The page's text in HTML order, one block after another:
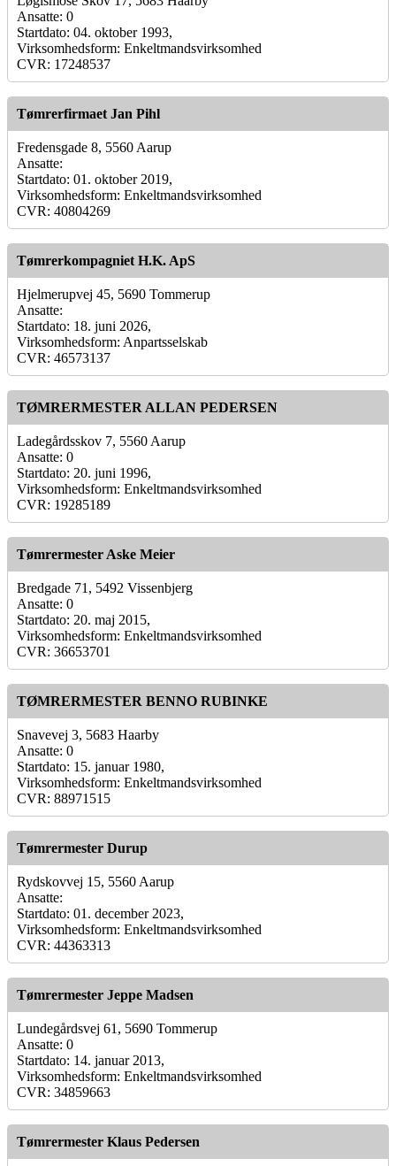
Ansatte: 0
Startdato: 04. oktober 1993,
Virksomhedsform: Enkeltmandsvirksomhed
CVR: 17248537
Tømrerfirmaet Jan Pihl
Fredensgade 8, 5560 Aarup
Ansatte:
Startdato: 01. oktober 2019,
Virksomhedsform: Enkeltmandsvirksomhed
CVR: 40804269
Tømrerkompagniet H.K. ApS
Hjelmerupvej 45, 5690 Tommerup
Ansatte:
Startdato: 18. juni 2026,
Virksomhedsform: Anpartsselskab
CVR: 46573137
TØMRERMESTER ALLAN PEDERSEN
Ladegårdsskov 7, 5560 Aarup
Ansatte: 0
Startdato: 20. juni 1996,
Virksomhedsform: Enkeltmandsvirksomhed
CVR: 19285189
Tømrermester Aske Meier
Bredgade 71, 5492 Vissenbjerg
Ansatte: 0
Startdato: 20. maj 2015,
Virksomhedsform: Enkeltmandsvirksomhed
CVR: 36653701
TØMRERMESTER BENNO RUBINKE
Snavevej 3, 5683 Haarby
Ansatte: 0
Startdato: 15. januar 1980,
Virksomhedsform: Enkeltmandsvirksomhed
CVR: 88971515
Tømrermester Durup
Rydskovvej 15, 5560 Aarup
Ansatte:
Startdato: 01. december 2023,
Virksomhedsform: Enkeltmandsvirksomhed
CVR: 44363313
Tømrermester Jeppe Madsen
Lundegårdsvej 61, 5690 Tommerup
Ansatte: 0
Startdato: 14. januar 2013,
Virksomhedsform: Enkeltmandsvirksomhed
CVR: 34859663
Tømrermester Klaus Pedersen